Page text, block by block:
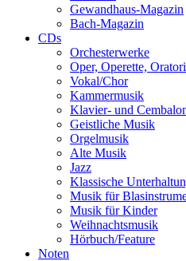
Gewandhaus-Magazin
Bach-Magazin
CDs
Orchesterwerke
Oper, Operette,
Vokal/Chor
Kammermusik
Klavier- und
Geistliche Musik
Orgelmusik
Alte Musik
Jazz
Klassische
Musik für
Musik für Kinder
Weihnachtsmusik
Hörbuch/Feature
Noten